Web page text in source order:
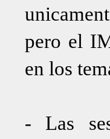
pero el
en los
- Las